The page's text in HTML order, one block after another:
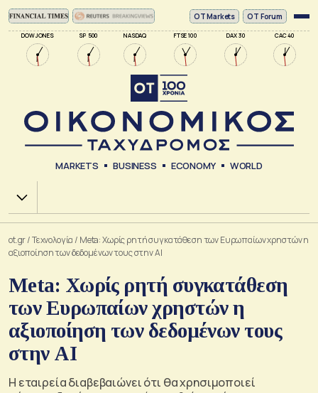
DOW JONES SP 500 NASDAQ FTSE 100 DAX 30 CAC 40
ΟΤ Markets OT Forum
MARKETS BUSINESS ECONOMY WORLD
Χ.Α.
ot.gr/Τεχνολογία / Meta: Χωρίς ρητή συγκατάθεση των Ευρωπαίων χρηστών η
αξιοποίηση των δεδομένων τους στην ΑΙ
Meta: Χωρίς ρητή συγκατάθεση
των Ευρωπαίων χρηστών η
αξιοποίηση των δεδομένων τους
στην ΑΙ
H εταιρεία διαβεβαιώνει ότι θα χρησιμοποιεί